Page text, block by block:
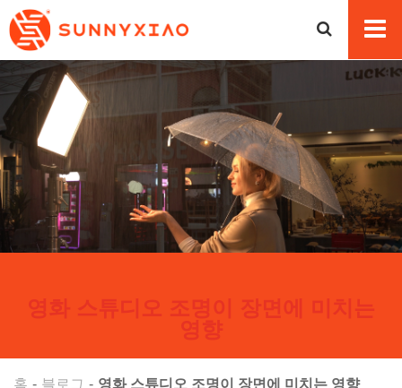
영화 스튜디오 조명이 장면에 미치는
영향
홈 블로그 영화 스튜디오 조명이 장면에 미치는 영향